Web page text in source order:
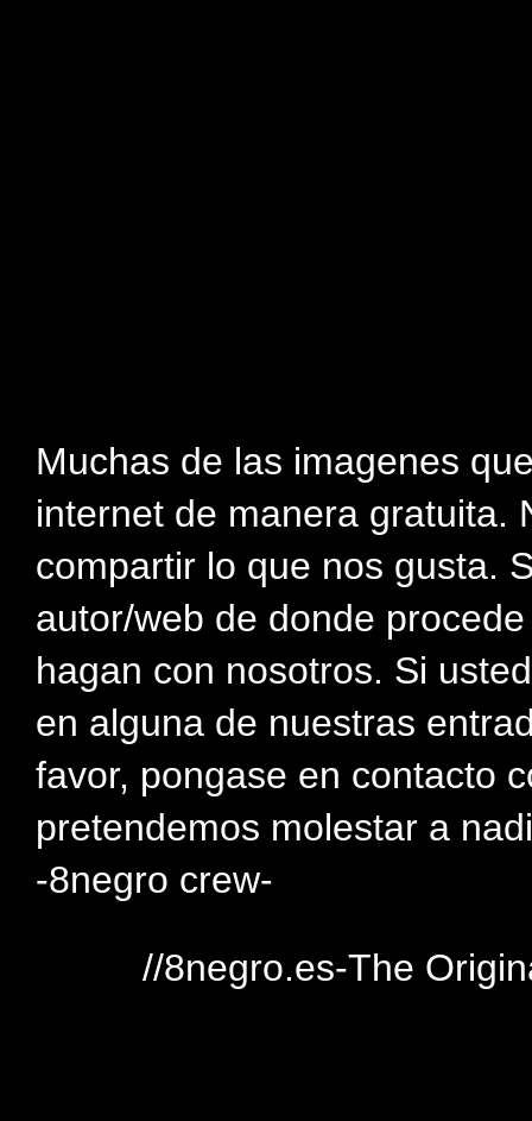
Muchas de las imagenes
internet de manera gratuita.
compartir lo que nos gusta.
autor/web de donde
hagan con nosotros. Si
en alguna de nuestras
favor, pongase en contacto
pretendemos molestar a
-8negro crew-
//8negro.es-The